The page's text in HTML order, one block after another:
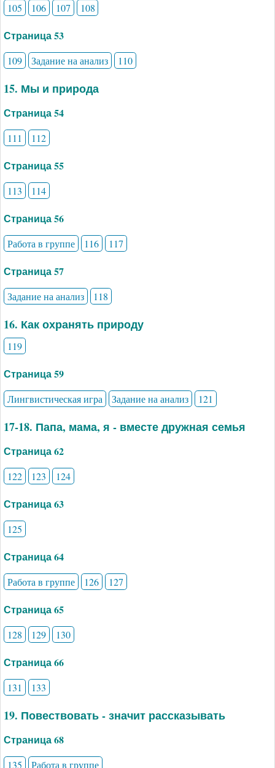
105 106 107 108
Страница 53
109 Задание на анализ 110
15. Мы и природа
Страница 54
111 112
Страница 55
113 114
Страница 56
Работа в группе 116 117
Страница 57
Задание на анализ 118
16. Как охранять природу
119
Страница 59
Лингвистическая игра Задание на анализ 121
17-18. Папа, мама, я - вместе дружная семья
Страница 62
122 123 124
Страница 63
125
Страница 64
Работа в группе 126 127
Страница 65
128 129 130
Страница 66
131 133
19. Повествовать - значит рассказывать
Страница 68
135 Работа в группе